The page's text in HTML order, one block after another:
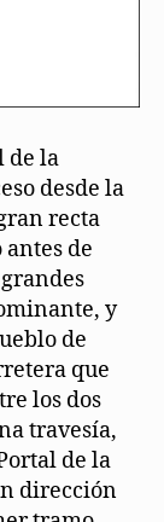
de la
desde la
recta
de
y
de
que
los dos
travesía,
de la
dirección